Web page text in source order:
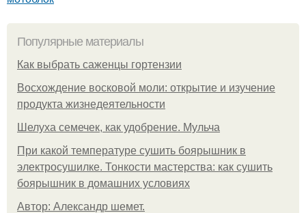
Популярные материалы
Как выбрать саженцы гортензии
Восхождение восковой моли: открытие и изучение
продукта жизнедеятельности
Шелуха семечек, как удобрение. Мульча
При какой температуре сушить боярышник в
электросушилке. Тонкости мастерства: как сушить
боярышник в домашних условиях
Автор: Александр шемет.